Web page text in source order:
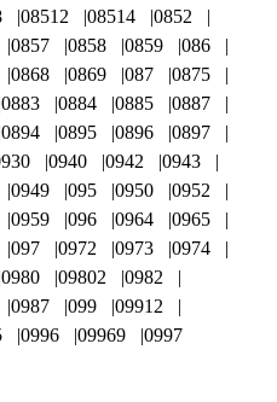
08512 08514
0852
0857 0858 0859
086
0868 0869 087
0875
0883 0884 0885
0887
0894 0895 0896
0897
0940 0942
0943
0949 095 0950
0952
0959 096 0964
0965
097 0972 0973
0974
0980 09802
0982
0987 099
09912
0996 09969 0997